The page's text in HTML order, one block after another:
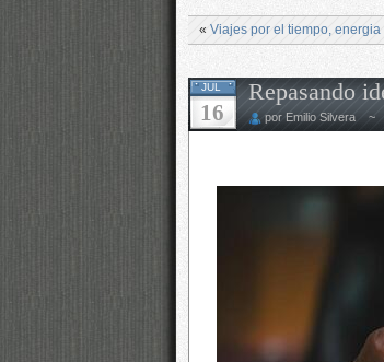
« Viajes por el tiempo,
JUL
16
Repasando
por Emilio Silvera